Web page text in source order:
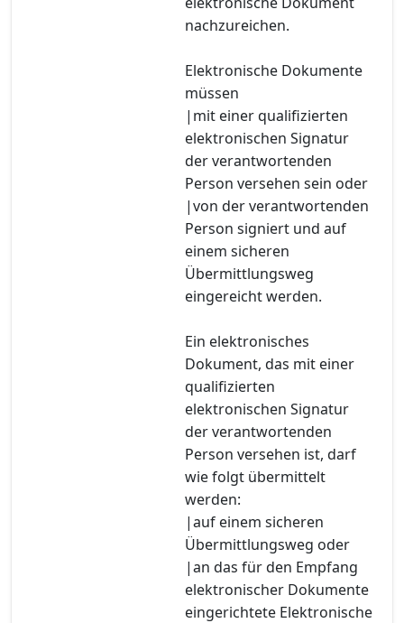
nachzureichen.
Elektronische Dokumente
müssen
|mit einer qualifizierten
elektronischen Signatur
der verantwortenden
Person versehen sein oder
|von der verantwortenden
Person signiert und auf
einem sicheren
Übermittlungsweg
eingereicht werden.
Ein elektronisches
Dokument, das mit einer
qualifizierten
elektronischen Signatur
der verantwortenden
Person versehen ist, darf
wie folgt übermittelt
werden:
|auf einem sicheren
Übermittlungsweg oder
|an das für den Empfang
elektronischer Dokumente
eingerichtete Elektronische